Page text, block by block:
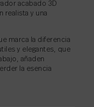
→
acabado 3D
realista y una
marca la diferencia
y elegantes, que
añaden
la esencia